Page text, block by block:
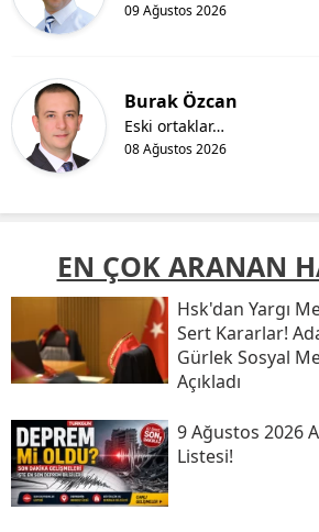
09 Ağustos 2026
Burak Özcan
08 Ağustos 2026
Eski ortaklar…
EN ÇOK ARANAN
Hsk'dan Yargı
Sert Kararlar!
Gürlek Sosyal
Açıkladı
9 Ağustos 2026
Listesi!